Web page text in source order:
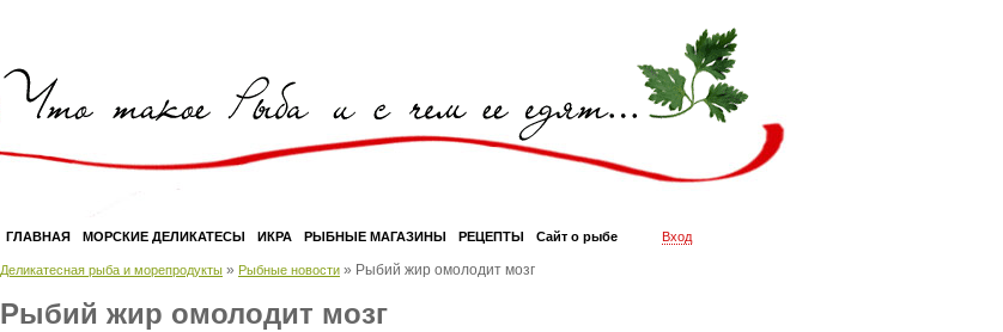
ГЛАВНАЯ МОРСКИЕ ДЕЛИКАТЕСЫ ИКРА РЫБНЫЕ МАГАЗИНЫ РЕЦЕПТЫ Сайт о рыбе
Деликатесная рыба и морепродукты » Рыбные новости » Рыбий жир омолодит мозг
Вход
Рыбий жир омолодит мозг